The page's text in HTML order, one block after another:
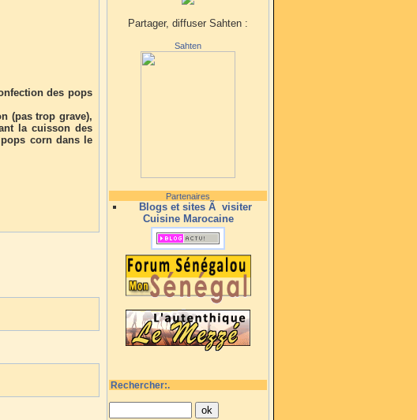
des pops
grave),
la cuisson des
corn dans le
Partager, diffuser Sahten :
Sahten
Partenaires
Blogs et sites Ã visiter
Cuisine Marocaine
Rechercher:.